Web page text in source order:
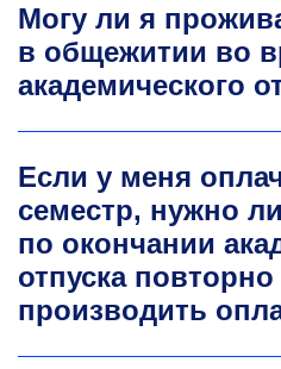
Могу ли я
в общежитии во
академического
Если у меня
семестр, нужно ли
по окончании
отпуска повторно
производить